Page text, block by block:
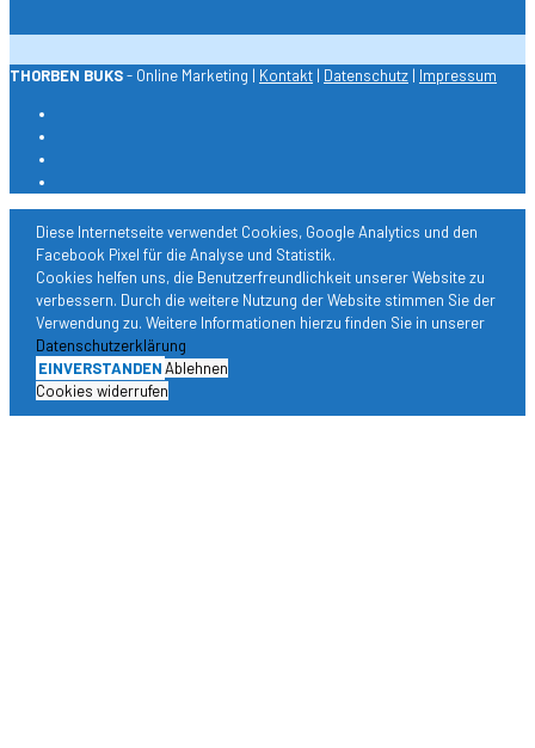
THORBEN BUKS- Online Marketing | Kontakt | Datenschutz | Impressum
Diese Internetseite verwendet Cookies, Google Analytics und den
Facebook Pixel für die Analyse und Statistik.
Cookies helfen uns, die Benutzerfreundlichkeit unserer Website zu
verbessern. Durch die weitere Nutzung der Website stimmen Sie der
Verwendung zu. Weitere Informationen hierzu finden Sie in unserer
Datenschutzerklärung
EINVERSTANDENAblehnen
Cookies widerrufen